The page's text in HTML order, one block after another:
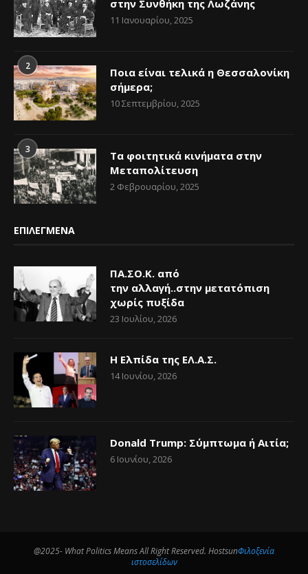
στην Συνθήκη της Λωζάνης
11 Ιανουαρίου, 2025
2
Ποια είναι τελικά η Θεσσαλονίκη
σήμερα;
10 Σεπτεμβρίου, 2025
3
Τα φοιτητικά κινήματα στην
Μεταπολίτευση
2 Φεβρουαρίου, 2025
ΕΠΙΛΕΓΜΕΝΑ
ΠΑ.ΣΟ.Κ. από
την αλλαγή..στην μετατόπιση
χωρίς πυξίδα
23 Ιουλίου, 2026
Η Ελπίδα της ΕΛ.Α.Σ.
14 Ιουνίου, 2026
Donald Trump: Σύμπτωμα ή Αιτία;
6 Ιουνίου, 2026
@2025- What Politics Means All Right Reserved. HostsunΦιλοξενία
ιστοσελίδων